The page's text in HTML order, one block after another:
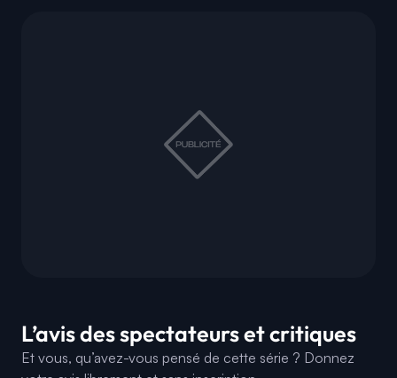
L’avis des spectateurs et critiques
Et vous, qu’avez-vous pensé de cette série ? Donnez